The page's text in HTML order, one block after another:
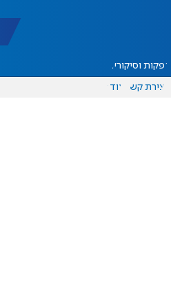
הפקות וסיקורים
יצירת קשר עוד